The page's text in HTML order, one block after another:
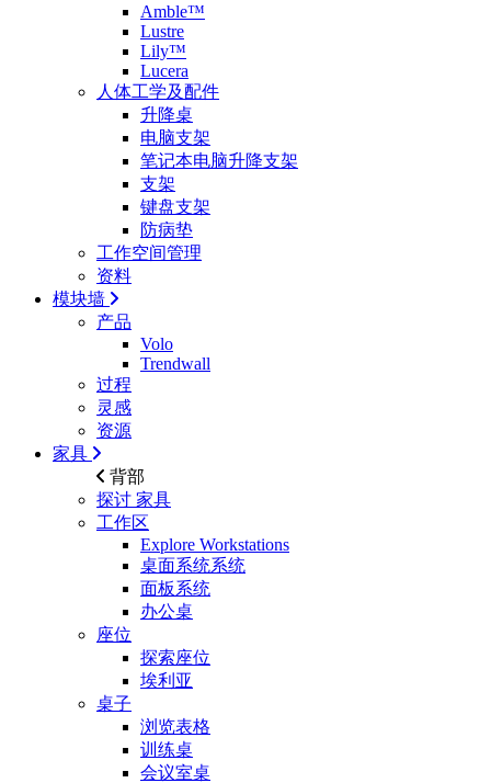
Amble™
Lustre
Lily™
Lucera
人体工学及配件
升降桌
电脑支架
笔记本电脑升降支架
支架
键盘支架
防病垫
工作空间管理
资料
模块墙
产品
Volo
Trendwall
过程
灵感
资源
家具
背部
探讨 家具
工作区
Explore Workstations
桌面系统系统
面板系统
办公桌
座位
探索座位
埃利亚
桌子
浏览表格
训练桌
会议室桌